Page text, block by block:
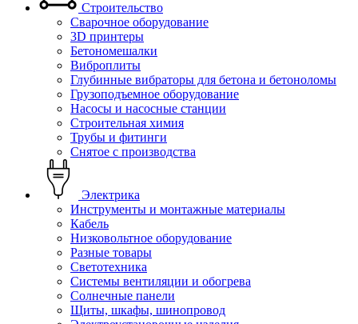
Строительство
Сварочное оборудование
3D принтеры
Бетономешалки
Виброплиты
Глубинные вибраторы для бетона и бетоноломы
Грузоподъемное оборудование
Насосы и насосные станции
Строительная химия
Трубы и фитинги
Снятое с производства
Электрика
Инструменты и монтажные материалы
Кабель
Низковольтное оборудование
Разные товары
Светотехника
Системы вентиляции и обогрева
Солнечные панели
Щиты, шкафы, шинопровод